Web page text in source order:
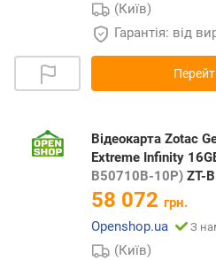
(Київ)
Гарантія: від
Відеокарта Zotac
Extreme Infinity
B50710B-10P) ZT-
58 072 грн.
Openshop.ua
З
(Київ)